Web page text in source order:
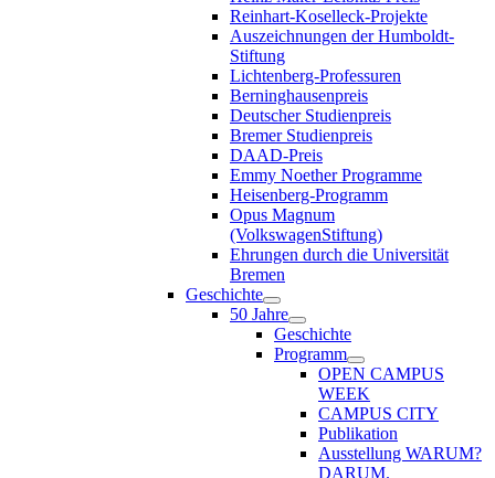
Reinhart-Koselleck-Projekte
Auszeichnungen der Humboldt-
Stiftung
Lichtenberg-Professuren
Berninghausenpreis
Deutscher Studienpreis
Bremer Studienpreis
DAAD-Preis
Emmy Noether Programme
Heisenberg-Programm
Opus Magnum
(VolkswagenStiftung)
Ehrungen durch die Universität
Bremen
Geschichte
50 Jahre
Geschichte
Programm
OPEN CAMPUS
WEEK
CAMPUS CITY
Publikation
Ausstellung WARUM?
DARUM.